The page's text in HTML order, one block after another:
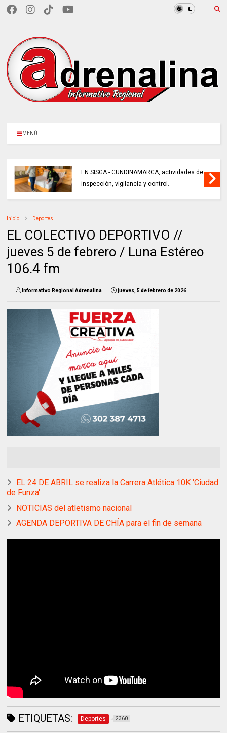
MENÚ
EN SISGA - CUNDINAMARCA, actividades de
inspección, vigilancia y control.
Inicio Deportes
EL COLECTIVO DEPORTIVO //
jueves 5 de febrero / Luna Estéreo
106.4 fm
Informativo Regional Adrenalina jueves, 5 de febrero de 2026
EL 24 DE ABRIL se realiza la Carrera Atlética 10K 'Ciudad
de Funza'
NOTICIAS del atletismo nacional
AGENDA DEPORTIVA DE CHÍA para el fin de semana
ETIQUETAS: Deportes 2360